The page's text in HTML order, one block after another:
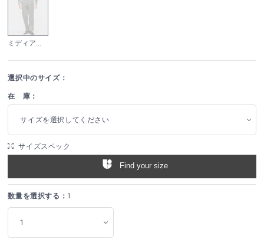
ミディアムグレー
選択中のサイズ：
在 庫：
サイズを選択してください
サイズスペック
Find your size
数量を選択する： 1